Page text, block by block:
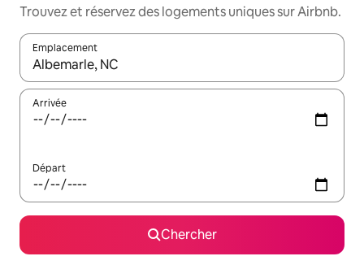
Trouvez et réservez des logements uniques sur Airbnb.
Emplacement
Quand les résultats sont affichés, parcourez-les en utilisant
Arrivée
Départ
Chercher